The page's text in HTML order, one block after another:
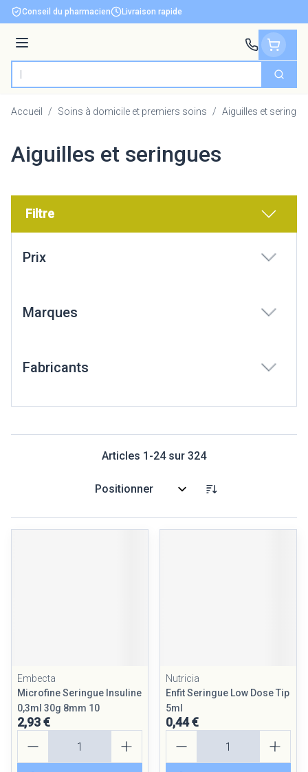
Aller au contenu
Conseil du pharmacien Livraison rapide
Menu
Rechercher
Accueil / Soins à domicile et premiers soins / Aiguilles et
Aiguilles et seringues
Filtre
Prix
Marques
Fabricants
Articles 1 -24sur 324
Trier par:
Embecta
Microfine Seringue Insuline
0,3ml 30g 8mm 10
2,93 €
Nutricia
Enfit Seringue Low Dose Tip
5ml
0,44 €